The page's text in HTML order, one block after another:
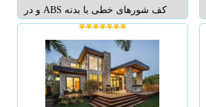
کف شورهای خطی با بدنه ABS و در
پوش های استیل 304 25 سال گارانتی
و خدمات پس از فروش، ساخت اروپا
– جمهوری چک 1- جهت استفاده در
پانل های دوش – استخر – سرویس
های بهداشتی عمومی و ... 2...